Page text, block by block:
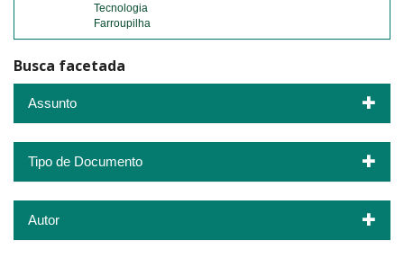
Tecnologia
Farroupilha
Busca facetada
Assunto
Tipo de Documento
Autor